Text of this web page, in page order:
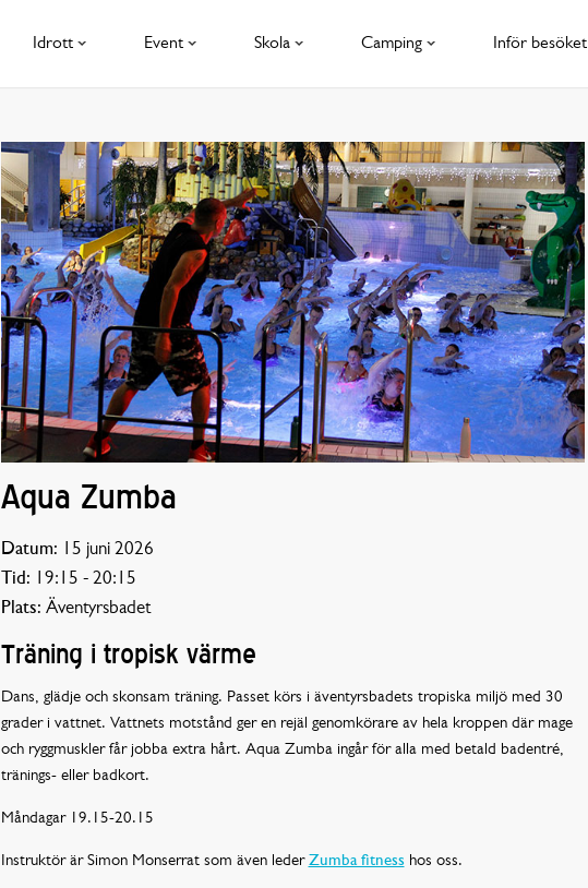
Idrott Event Skola Camping Inför besöket
Aqua Zumba
Datum: 15 juni 2026
Tid: 19:15 - 20:15
Plats: Äventyrsbadet
Träning i tropisk värme
Dans, glädje och skonsam träning. Passet körs i äventyrsbadets tropiska miljö med 30
grader i vattnet. Vattnets motstånd ger en rejäl genomkörare av hela kroppen där mage
och ryggmuskler får jobba extra hårt. Aqua Zumba ingår för alla med betald badentré,
tränings- eller badkort.
Måndagar 19.15-20.15
Instruktör är Simon Monserrat som även leder Zumba fitnesshos oss.